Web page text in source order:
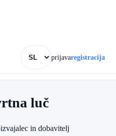
prijavaregistracija
luč
in dobavitelj